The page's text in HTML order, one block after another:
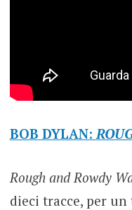
BOB DYLAN:
Rough and Rowdy
dieci tracce, per